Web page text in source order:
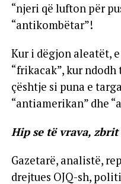
“njeri që lufton për
“antikombëtar”!
Kur i dëgjon aleatët,
“frikacak”, kur
çështje si puna e
“antiamerikan” dhe
Hip se të vrava, zbrit
Gazetarë, analistë,
drejtues OJQ-sh,